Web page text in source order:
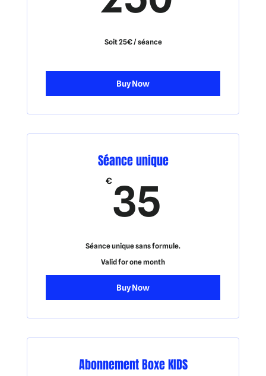
Soit 25€ / séance
Buy Now
Séance unique
€35
Séance unique sans formule.
Valid for one month
Buy Now
Abonnement Boxe KIDS